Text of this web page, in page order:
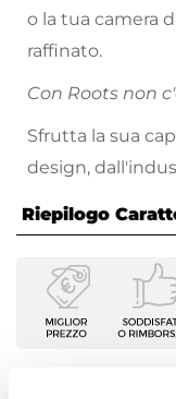
o la tua camera
raffinato.
Con Roots non
Sfrutta la sua
design,
onlinee arreda
Riepilogo
Caratteristiche
Serie
Roots